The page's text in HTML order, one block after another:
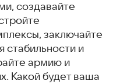
создавайте
заключайте
стабильности и
армию и
Какой будет ваша